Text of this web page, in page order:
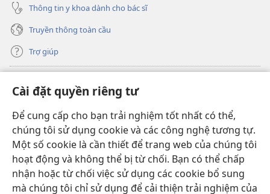
Cài đặt quyền riêng tư
Để cung cấp cho bạn trải nghiệm tốt nhất có thể,
chúng tôi sử dụng cookie và các công nghệ tương tự.
Một số cookie là cần thiết để trang web của chúng tôi
hoạt động và không thể bị từ chối. Bạn có thể chấp
nhận hoặc từ chối việc sử dụng các cookie bổ sung
mà chúng tôi chỉ sử dụng để cải thiện trải nghiệm của
Thông tin y khoa dành cho bác sĩ
Truyền thông toàn cầu
Trợ giúp
(mở
cửa
sổ
mới)
THƯ VIỆN TRỰC TUYẾN Tháp Canh
(mở
cửa
sổ
mới)
JW Hub ®
(mở
cửa
sổ
mới)
JW Library